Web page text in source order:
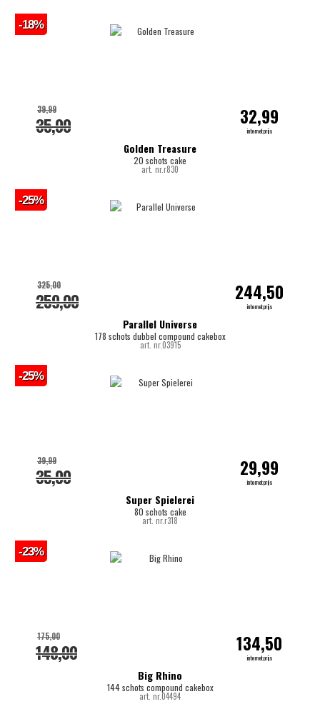
Golden Treasure
20 schots cake
art. nr.r830
35,00
39,99 32,99
internetprijs
-18%
Parallel Universe
178 schots dubbel compound cakebox
art. nr.03915
259,00
325,00 244,50
internetprijs
-25%
Super Spielerei
80 schots cake
art. nr.r318
35,00
39,99 29,99
internetprijs
-25%
Big Rhino
144 schots compound cakebox
art. nr.04494
148,00
175,00 134,50
internetprijs
-23%